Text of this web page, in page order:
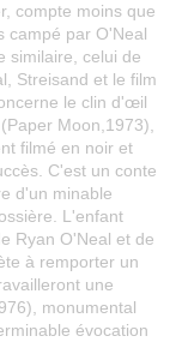
compte moins que
campé par O'Neal
similaire, celui de
Streisand et le film
le clin d'œil
Moon,1973),
filmé en noir et
C'est un conte
d'un minable
L'enfant
Ryan O'Neal et de
à remporter un
une
monumental
évocation